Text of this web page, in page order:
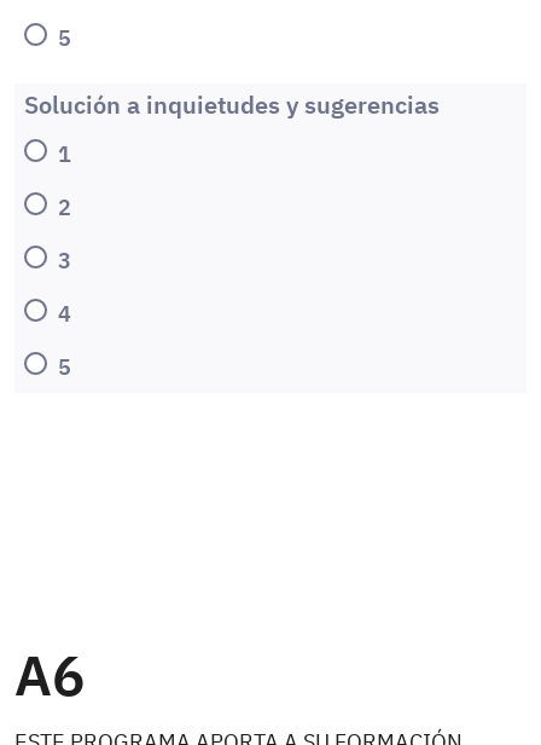
5
Solución a inquietudes y sugerencias
1
2
3
4
5
A6